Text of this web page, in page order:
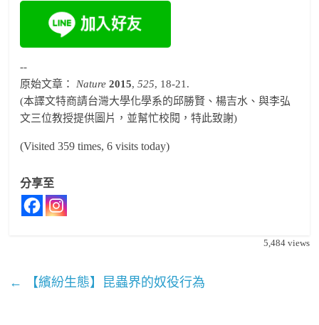
--
原始文章： Nature 2015,525, 18-21.
(本譯文特商請台灣大學化學系的邱勝賢、楊吉水、與李弘
文三位教授提供圖片，並幫忙校閱，特此致謝)
(Visited 359 times, 6 visits today)
分享至
5,484views
← 【繽紛生態】昆蟲界的奴役行為